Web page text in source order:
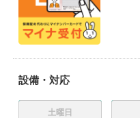
設備・対応
土曜日